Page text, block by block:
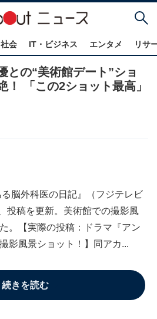
社会 IT・ビジネス エンタメ リサ
との“美術館デート”ショ
！ 「この2ショット最高」
脳外科医の日記』（フジテレビ
投稿を更新。美術館での撮影風
。【実際の投稿：ドラマ『アン
影風景ショット！】同アカ...
続きを読む